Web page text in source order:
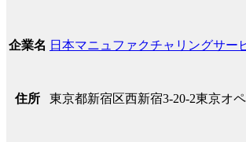
企業名 日本マニュファクチャリングサー
住所 東京都新宿区西新宿3-20-2東京オ